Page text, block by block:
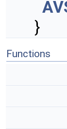
}
Functions